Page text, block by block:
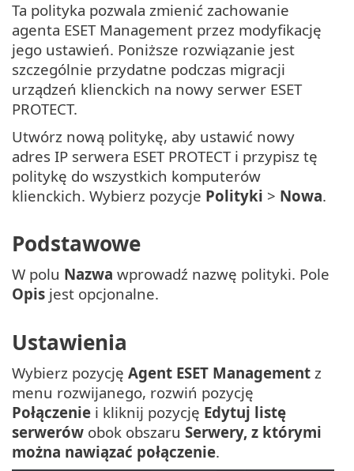
Ta polityka pozwala zmienić zachowanie
agenta ESET Management przez modyfikację
jego ustawień. Poniższe rozwiązanie jest
szczególnie przydatne podczas migracji
urządzeń klienckich na nowy serwer ESET
PROTECT.
Utwórz nową politykę, aby ustawić nowy
adres IP serwera ESET PROTECT i przypisz tę
politykę do wszystkich komputerów
klienckich. Wybierz pozycje Polityki > Nowa.
Podstawowe
W polu Nazwa wprowadź nazwę polityki. Pole
Opis jest opcjonalne.
Ustawienia
Wybierz pozycję Agent ESET Management z
menu rozwijanego, rozwiń pozycję
Połączenie i kliknij pozycję Edytuj listę
serwerów obok obszaru Serwery, z którymi
można nawiązać połączenie.